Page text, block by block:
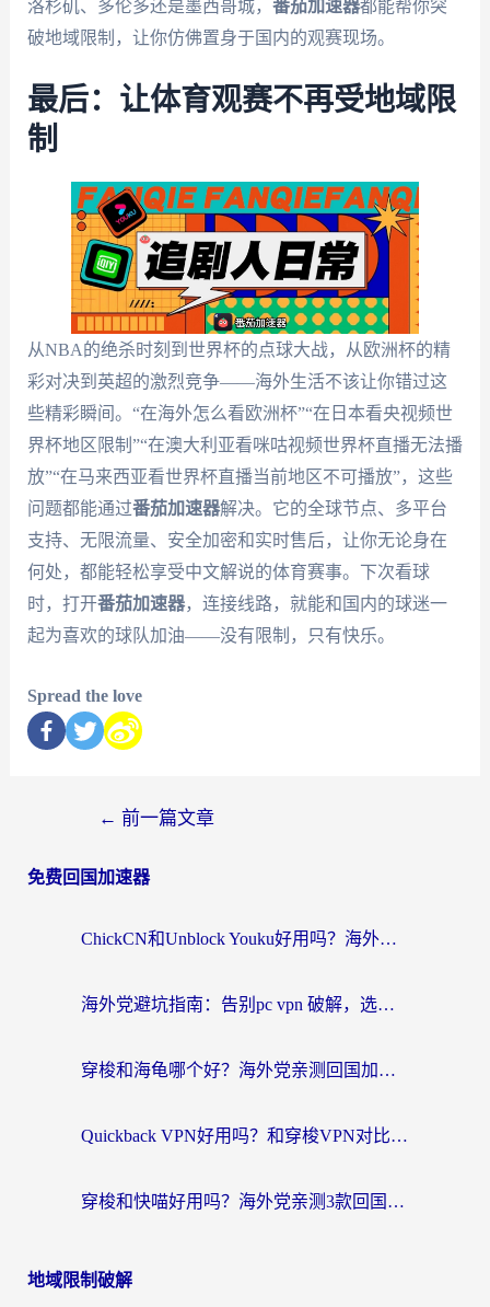
洛杉矶、多伦多还是墨西哥城， 番茄加速器都能帮你突
破地域限制，让你仿佛置身于国内的观赛现场。
最后：让体育观赛不再受地域限
制
从NBA的绝杀时刻到世界杯的点球大战，从欧洲杯的精
彩对决到英超的激烈竞争——海外生活不该让你错过这
些精彩瞬间。“在海外怎么看欧洲杯”“在日本看央视频世
界杯地区限制”“在澳大利亚看咪咕视频世界杯直播无法播
放”“在马来西亚看世界杯直播当前地区不可播放”，这些
问题都能通过番茄加速器解决。它的全球节点、多平台
支持、无限流量、安全加密和实时售后，让你无论身在
何处，都能轻松享受中文解说的体育赛事。下次看球
时，打开番茄加速器，连接线路，就能和国内的球迷一
起为喜欢的球队加油——没有限制，只有快乐。
Spread the love
← 前一篇文章
免费回国加速器
ChickCN和Unblock Youku好用吗？海外党亲测3款回国加速器，附iOS免费选择指南
海外党避坑指南：告别pc vpn 破解，选对回国加速器轻松访问国内资源
穿梭和海龟哪个好？海外党亲测回国加速器，附电脑免费VPN推荐
Quickback VPN好用吗？和穿梭VPN对比哪个回国效果更好？海外党必看的真实测评与选择指南
穿梭和快喵好用吗？海外党亲测3款回国加速器，附日本回国VPN避坑指南
地域限制破解